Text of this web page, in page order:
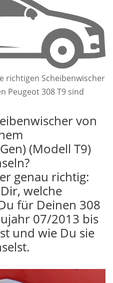
richtigen Scheibenwischer
Peugeot 308 T9 sind
von
(Modell T9)
genau richtig:
welche
für Deinen 308
07/2013 bis
und wie Du sie